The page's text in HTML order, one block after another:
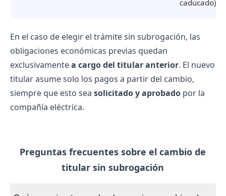
caducado).
En el caso de elegir el trámite sin subrogación, las
obligaciones económicas previas quedan
exclusivamentea cargo del titular anterior. El nuevo
titular asume solo los pagos a partir del cambio,
siempre que esto sea solicitado y aprobado por la
compañía eléctrica.
Preguntas frecuentes sobre el cambio de
titular sin subrogación